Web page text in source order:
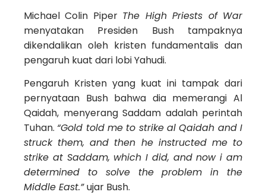
Michael Colin Piper The High Priests of War
menyatakan Presiden Bush tampaknya
dikendalikan oleh kristen fundamentalis dan
pengaruh kuat dari lobi Yahudi.
Pengaruh Kristen yang kuat ini tampak dari
pernyataan Bush bahwa dia memerangi Al
Qaidah, menyerang Saddam adalah perintah
Tuhan. “Gold told me to strike al Qaidah and I
struck them, and then he instructed me to
strike at Saddam, which I did, and now i am
determined to solve the problem in the
Middle East.”ujar Bush.